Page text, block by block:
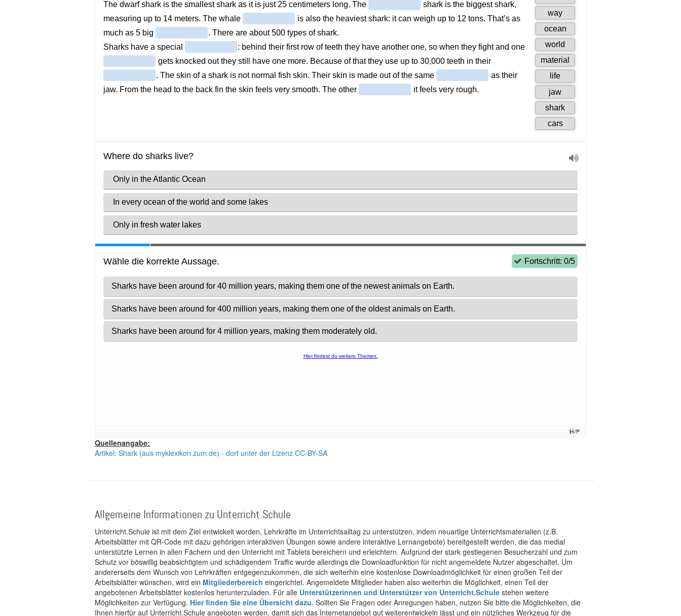
Quellenangabe:
Artikel: Shark (aus myklexikon.zum.de) - dort unter der Lizenz CC-BY-SA
Allgemeine Informationen zu Unterricht.Schule
Unterricht.Schule ist mit dem Ziel entwickelt worden, Lehrkräfte im Unterrichtsalltag zu unterstützen, indem neuartige Unterrichtsmaterialien (z.B.
Arbeitsblätter mit QR-Code mit dazu gehörigen interaktiven Übungen sowie andere interaktive Lernangebote) bereitgestellt werden, die das medial
unterstützte Lernen in allen Fächern und den Unterricht mit Tablets bereichern und erleichtern. Aufgrund der stark gestiegenen Besucherzahl und zum
Schutz vor böswillig beabsichtigtem und schädigendem Traffic wurde allerdings die Downloadfunktion für nicht angemeldete Nutzer abgeschaltet. Um
andererseits dem Wunsch von Lehrkräften entgegenzukommen, die sich weiterhin eine kostenlose Downloadmöglichkeit für einen großen Teil der
Arbeitsblätter wünschen, wird ein Mitgliederbereich eingerichtet. Angemeldete Mitglieder haben also weiterhin die Möglichkeit, einen Teil der
angebotenen Arbeitsblätter kostenlos herunterzuladen. Für alle Unterstützerinnen und Unterstützer von Unterricht.Schule stehen weitere
Möglichkeiten zur Verfügung. Hier finden Sie eine Übersicht dazu. Sollten Sie Fragen oder Anregungen haben, nutzen Sie bitte die Möglichkeiten, die
Ihnen hierfür auf Unterricht.Schule angeboten werden, damit sich das Internetangebot gut weiterentwickeln lässt und ein nützliches Werkzeug für die